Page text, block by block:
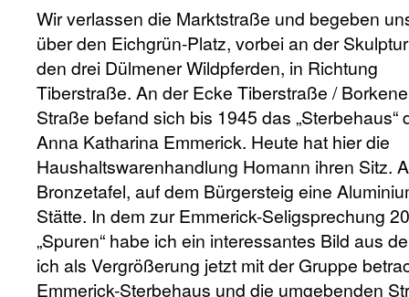
Wir verlassen die Marktstraße und begeben
über den Eichgrün-Platz, vorbei an der
den drei Dülmener Wildpferden, in Richtung
Tiberstraße. An der Ecke Tiberstraße /
Straße befand sich bis 1945 das „Sterbehaus“
Anna Katharina Emmerick. Heute hat hier die
Haushaltswarenhandlung Homann ihren Sitz.
Bronzetafel, auf dem Bürgersteig eine
Stätte. In dem zur Emmerick-Seligsprechung
„Spuren“ habe ich ein interessantes Bild aus
ich als Vergrößerung jetzt mit der Gruppe
Emmerick-Sterbehaus und die umgebenden